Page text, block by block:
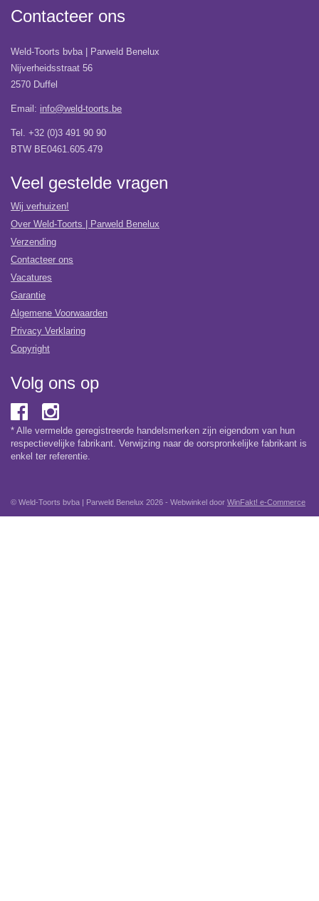
Contacteer ons
Weld-Toorts bvba | Parweld Benelux
Nijverheidsstraat 56
2570 Duffel
Email: info@weld-toorts.be
Tel. +32 (0)3 491 90 90
BTW BE0461.605.479
Veel gestelde vragen
Wij verhuizen!
Over Weld-Toorts | Parweld Benelux
Verzending
Contacteer ons
Vacatures
Garantie
Algemene Voorwaarden
Privacy Verklaring
Copyright
Volg ons op
* Alle vermelde geregistreerde handelsmerken zijn eigendom van hun
respectievelijke fabrikant. Verwijzing naar de oorspronkelijke fabrikant is
enkel ter referentie.
© Weld-Toorts bvba | Parweld Benelux 2026 - Webwinkel door WinFakt! e-Commerce